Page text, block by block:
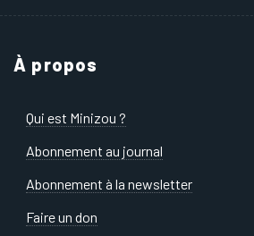
À propos
Qui est Minizou ?
Abonnement au journal
Abonnement à la newsletter
Faire un don